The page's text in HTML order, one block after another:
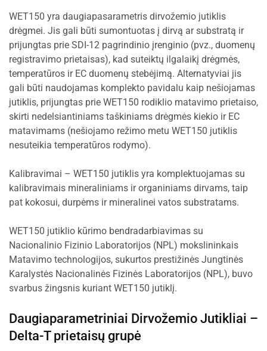
WET150 yra daugiapasarametris dirvožemio jutiklis
drėgmei. Jis gali būti sumontuotas į dirvą ar substratą ir
prijungtas prie SDI-12 pagrindinio įrenginio (pvz., duomenų
registravimo prietaisas), kad suteiktų ilgalaikį drėgmės,
temperatūros ir EC duomenų stebėjimą. Alternatyviai jis
gali būti naudojamas komplekto pavidalu kaip nešiojamas
jutiklis, prijungtas prie WET150 rodiklio matavimo prietaiso,
skirti nedelsiantiniams taškiniams drėgmės kiekio ir EC
matavimams (nešiojamo režimo metu WET150 jutiklis
nesuteikia temperatūros rodymo).
Kalibravimai – WET150 jutiklis yra komplektuojamas su
kalibravimais mineraliniams ir organiniams dirvams, taip
pat kokosui, durpėms ir mineralinei vatos substratams.
WET150 jutiklio kūrimo bendradarbiavimas su
Nacionalinio Fizinio Laboratorijos (NPL) mokslininkais
Matavimo technologijos, sukurtos prestižinės Jungtinės
Karalystės Nacionalinės Fizinės Laboratorijos (NPL), buvo
svarbus žingsnis kuriant WET150 jutiklį.
Daugiaparametriniai Dirvožemio Jutikliai –
Delta-T prietaisų grupė